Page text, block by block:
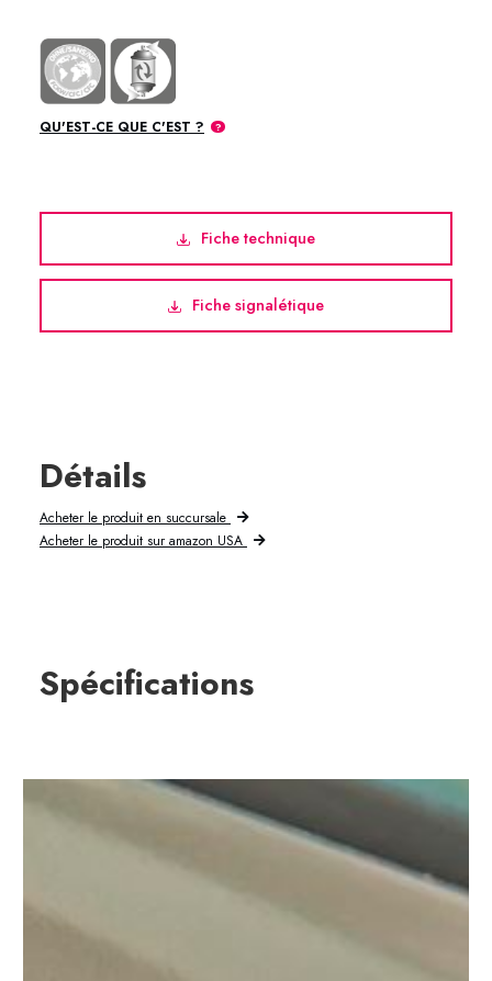
QU'EST-CE QUE C'EST ?
Fiche technique
Fiche signalétique
Détails
Acheter le produit en succursale
Acheter le produit sur amazon USA
Spécifications